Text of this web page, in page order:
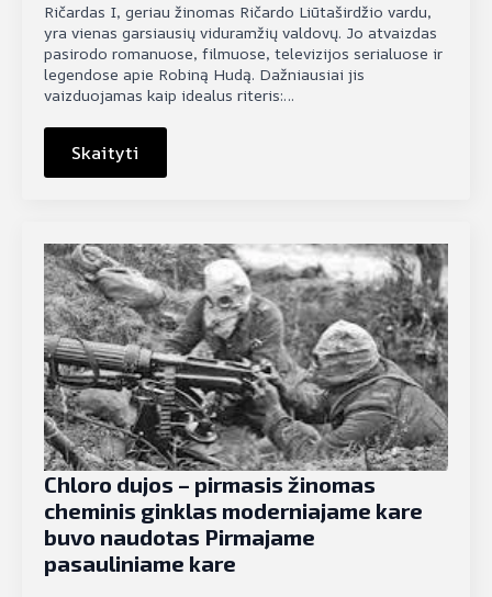
Ričardas I, geriau žinomas Ričardo Liūtaširdžio vardu,
yra vienas garsiausių viduramžių valdovų. Jo atvaizdas
pasirodo romanuose, filmuose, televizijos serialuose ir
legendose apie Robiną Hudą. Dažniausiai jis
vaizduojamas kaip idealus riteris:…
Skaityti
Chloro dujos – pirmasis žinomas
cheminis ginklas moderniajame kare
buvo naudotas Pirmajame
pasauliniame kare